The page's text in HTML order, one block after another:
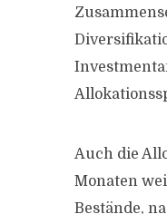
Auch die
Monaten
Bestände,